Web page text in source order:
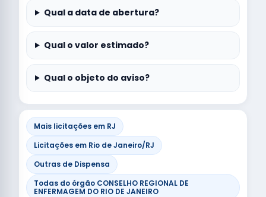
Qual a data de abertura?
Qual o valor estimado?
Qual o objeto do aviso?
Mais licitações em RJ
Licitações em Rio de Janeiro/RJ
Outras de Dispensa
Todas do órgão CONSELHO REGIONAL DE
ENFERMAGEM DO RIO DE JANEIRO